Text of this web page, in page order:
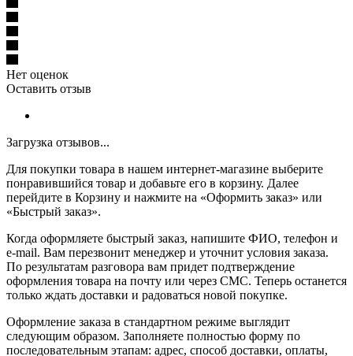
Нет оценок
Оставить отзыв
Загрузка отзывов...
Для покупки товара в нашем интернет-магазине выберите
понравившийся товар и добавьте его в корзину. Далее
перейдите в Корзину и нажмите на «Оформить заказ» или
«Быстрый заказ».
Когда оформляете быстрый заказ, напишите ФИО, телефон и
e-mail. Вам перезвонит менеджер и уточнит условия заказа.
По результатам разговора вам придет подтверждение
оформления товара на почту или через СМС. Теперь останется
только ждать доставки и радоваться новой покупке.
Оформление заказа в стандартном режиме выглядит
следующим образом. Заполняете полностью форму по
последовательным этапам: адрес, способ доставки, оплаты,